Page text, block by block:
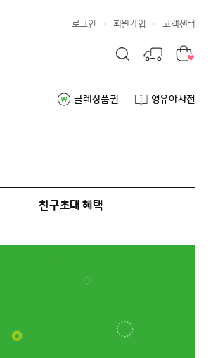
로그인 회원가입 고객센터
클레상품권 영유아사전
친구초대 혜택